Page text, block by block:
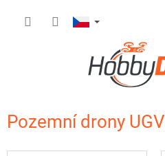
Pozemní drony UGV